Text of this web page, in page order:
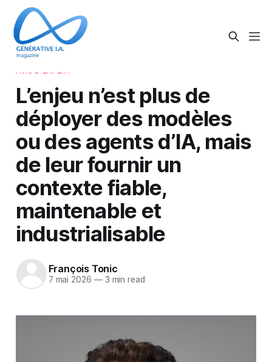
L’enjeu n’est plus de
déployer des modèles
ou des agents d’IA, mais
de leur fournir un
contexte fiable,
maintenable et
industrialisable
François Tonic
7 mai 2026 —3 min read